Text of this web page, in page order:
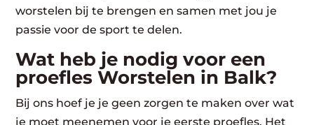
worstelen bij te brengen en samen met jou je
passie voor de sport te delen.
Wat heb je nodig voor een
proefles Worstelen in Balk?
Bij ons hoef je je geen zorgen te maken over wat
je moet meenemen voor je eerste proefles. Het